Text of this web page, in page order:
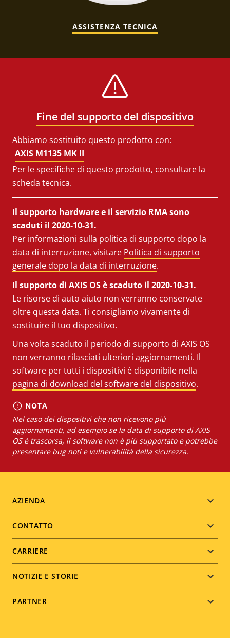
ASSISTENZA TECNICA
Fine del supporto del dispositivo
Abbiamo sostituito questo prodotto con:
AXIS M1135 MK II
Per le specifiche di questo prodotto, consultare la
scheda tecnica.
Il supporto hardware e il servizio RMA sono
scaduti il 2020-10-31.
Per informazioni sulla politica di supporto dopo la
data di interruzione, visitare Politica di supporto
generale dopo la data di interruzione.
Il supporto di AXIS OS è scaduto il 2020-10-31.
Le risorse di auto aiuto non verranno conservate
oltre questa data. Ti consigliamo vivamente di
sostituire il tuo dispositivo.
Una volta scaduto il periodo di supporto di AXIS OS
non verranno rilasciati ulteriori aggiornamenti. Il
software per tutti i dispositivi è disponibile nella
pagina di download del software del dispositivo.
NOTA
Nel caso dei dispositivi che non ricevono più
aggiornamenti, ad esempio se la data di supporto di AXIS
OS è trascorsa, il software non è più supportato e potrebbe
presentare bug noti e vulnerabilità della sicurezza.
Footer
menu
AZIENDA
CONTATTO
CARRIERE
NOTIZIE E STORIE
PARTNER